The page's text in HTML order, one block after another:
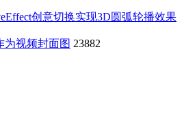
创意切换实现3D圆弧轮播效果
为视频封面图 23882